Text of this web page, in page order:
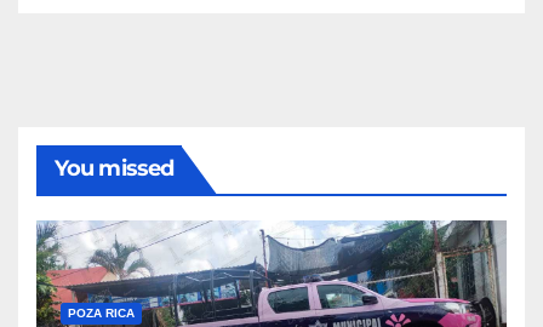
You missed
POZA RICA